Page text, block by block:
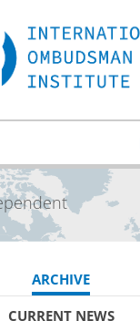
ARCHIVE
CURRENT NEWS